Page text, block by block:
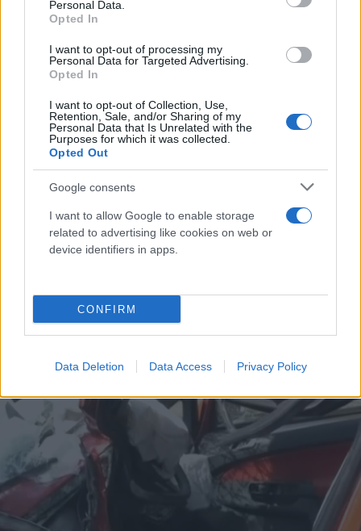
Personal Data.
Opted In
I want to opt-out of processing my
Personal Data for Targeted Advertising.
Opted In
I want to opt-out of Collection, Use,
Retention, Sale, and/or Sharing of my
Personal Data that Is Unrelated with the
Purposes for which it was collected.
Opted Out
Google consents
I want to allow Google to enable storage
related to advertising like cookies on web or
device identifiers in apps.
CONFIRM
Data Deletion Data Access Privacy Policy
FLASH FOCUS